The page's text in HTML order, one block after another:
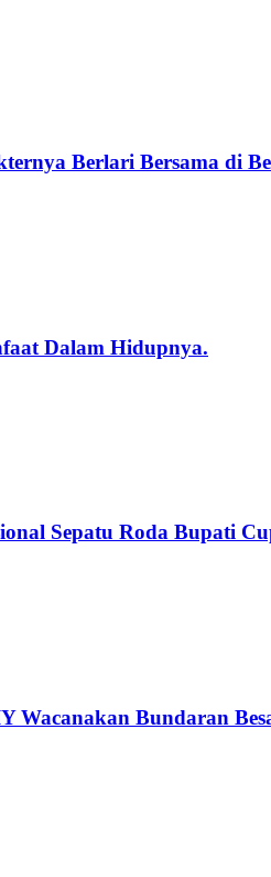
Berlari Bersama di
Dalam Hidupnya.
Sepatu Roda Bupati
Wacanakan Bundaran